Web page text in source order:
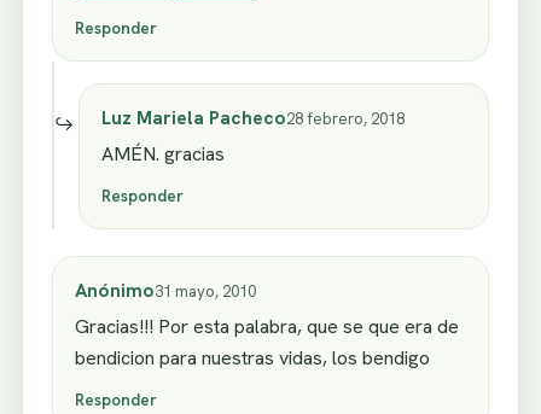
Responder
Luz Mariela Pacheco28 febrero, 2018
AMÉN. gracias
Responder
Anónimo31 mayo, 2010
Gracias!!! Por esta palabra, que se que era de
bendicion para nuestras vidas, los bendigo
Responder